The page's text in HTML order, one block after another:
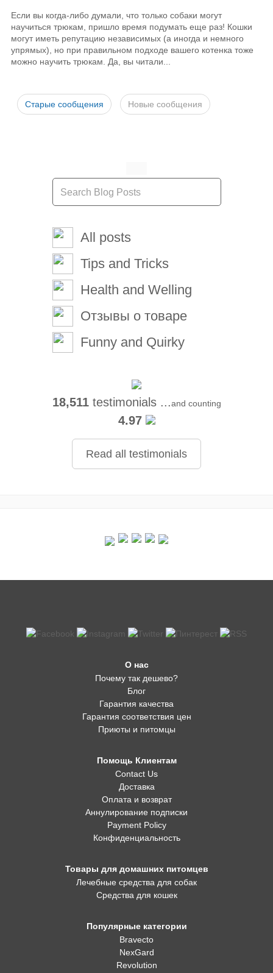
Если вы когда-либо думали, что только собаки могут
научиться трюкам, пришло время подумать еще раз! Кошки
могут иметь репутацию независимых (а иногда и немного
упрямых), но при правильном подходе вашего котенка тоже
можно научить трюкам. Да, вы читали...
Старые сообщения Новые сообщения
All posts
Tips and Tricks
Health and Welling
Отзывы о товаре
Funny and Quirky
18,511testimonials ...and counting
4.97
Read all testimonials
О нас
Почему так дешево?
Блог
Гарантия качества
Гарантия соответствия цен
Приюты и питомцы
Помощь Клиентам
Contact Us
Доставка
Оплата и возврат
Аннулирование подписки
Payment Policy
Конфиденциальность
Товары для домашних питомцев
Лечебные средства для собак
Средства для кошек
Популярные категории
Bravecto
NexGard
Revolution